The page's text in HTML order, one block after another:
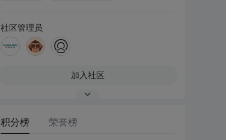
社区管理员
加入社区
积分榜 荣誉榜